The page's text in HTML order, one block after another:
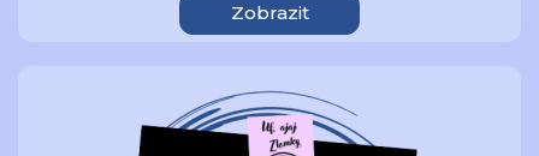
Zobrazit